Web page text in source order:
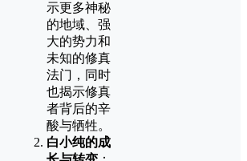
示更多神秘
的地域、强
大的势力和
未知的修真
法门，同时
也揭示修真
者背后的辛
酸与牺牲。
白小纯的成